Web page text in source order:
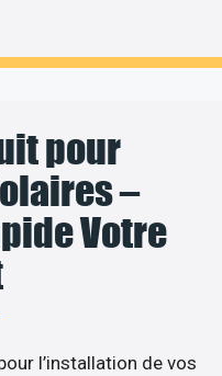
pour
–
Votre
l’installation de vos